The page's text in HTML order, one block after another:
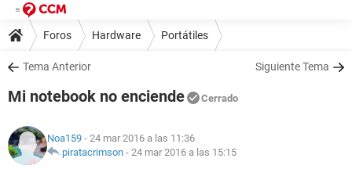
Foros Hardware Portátiles
Tema Anterior Siguiente Tema
Mi notebook no enciende Cerrado
Noa159 - 24 mar 2016 a las 11:36
piratacrimson - 24 mar 2016 a las 15:15